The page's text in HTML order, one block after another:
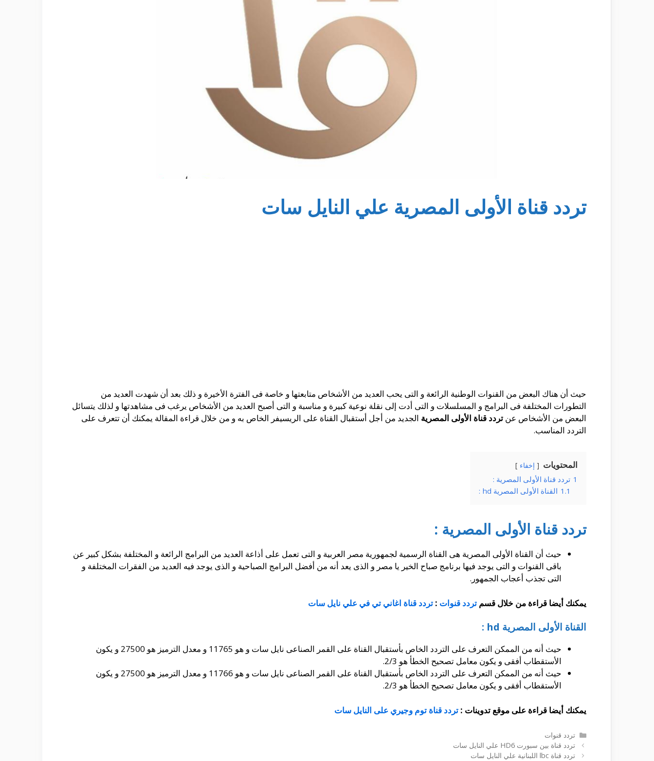
تردد قناة الأولى المصرية علي النايل سات
حيث أن هناك البعض من القنوات الوطنية الرائعة و التى يحب العديد من الأشخاص متابعتها و خاصة فى الفترة الأخيرة و ذلك بعد أن شهدت العديد من
التطورات المختلفة فى البرامج و المسلسلات و التى أدت إلى نقلة نوعية كبيرة و مناسبة و التى أصبح العديد من الأشخاص يرغب فى مشاهدتها و لذلك يتسائل
البعض من الأشخاص عن تردد قناة الأولى المصرية الجديد من أجل أستقبال القناة على الريسيفر الخاص به و من خلال قراءة المقالة يمكنك أن تتعرف على
التردد المناسب.
المحتويات إخفاء
1 تردد قناة الأولى المصرية :
1.1 القناة الأولى المصرية hd :
تردد قناة الأولى المصرية :
حيث أن القناة الأولى المصرية هى القناة الرسمية لجمهورية مصر العربية و التى تعمل على أذاعة العديد من البرامج الرائعة و المختلفة بشكل كبير عن
باقى القنوات و التى يوجد فيها برنامج صباح الخير يا مصر و الذى يعد أنه من أفضل البرامج الصباحية و الذى يوجد فيه العديد من الفقرات المختلفة و
التى تجذب أعجاب الجمهور.
يمكنك أيضا قراءة من خلال قسم تردد قنوات : تردد قناة اغاني تي في علي نايل سات
القناة الأولى المصرية hd :
حيث أنه من الممكن التعرف على التردد الخاص بأستقبال القناة على القمر الصناعى نايل سات و هو 11765 و معدل الترميز هو 27500 و يكون
الأستقطاب أفقى و يكون معامل تصحيح الخطأ هو 2/3.
حيث أنه من الممكن التعرف على التردد الخاص بأستقبال القناة على القمر الصناعى نايل سات و هو 11766 و معدل الترميز هو 27500 و يكون
الأستقطاب أفقى و يكون معامل تصحيح الخطأ هو 2/3.
يمكنك أيضا قراءة على موقع تدوينات : تردد قناة توم وجيري على النايل سات
التصنيفات
تردد قنوات
تردد قناة بين سبورت HD6 علي النايل سات
تردد قناة lbc اللبنانية علي النايل سات